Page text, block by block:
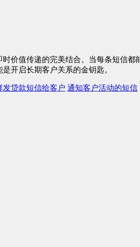
价值传递的完美结合。当每条短信
开启长期客户关系的金钥匙。
发贷款短信给客户 通知客户活动的短信